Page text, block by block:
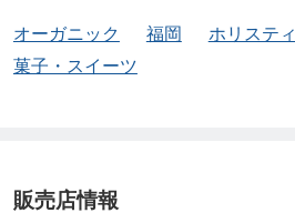
オーガニック 福岡 ホリステ
菓子・スイーツ
販売店情報